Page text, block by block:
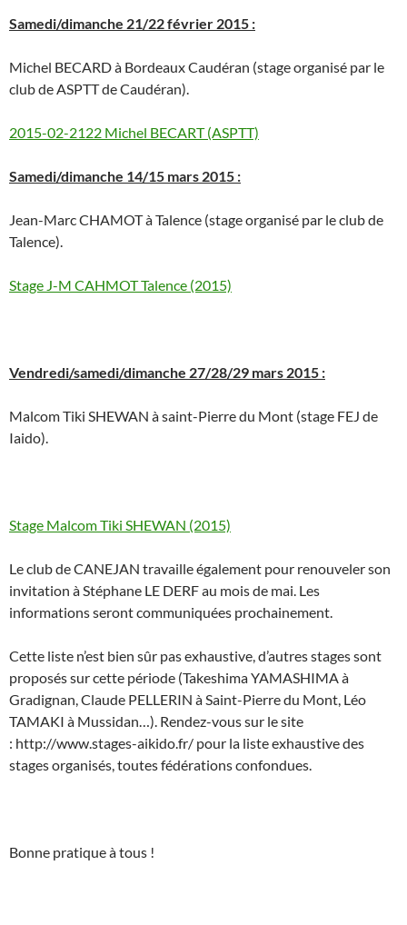
Samedi/dimanche 21/22 février 2015 :
Michel BECARD à Bordeaux Caudéran (stage organisé par le
club de ASPTT de Caudéran).
2015-02-2122 Michel BECART (ASPTT)
Samedi/dimanche 14/15 mars 2015 :
Jean-Marc CHAMOT à Talence (stage organisé par le club de
Talence).
Stage J-M CAHMOT Talence (2015)
Vendredi/samedi/dimanche 27/28/29 mars 2015 :
Malcom Tiki SHEWAN à saint-Pierre du Mont (stage FEJ de
Iaido).
Stage Malcom Tiki SHEWAN (2015)
Le club de CANEJAN travaille également pour renouveler son
invitation à Stéphane LE DERF au mois de mai. Les
informations seront communiquées prochainement.
Cette liste n’est bien sûr pas exhaustive, d’autres stages sont
proposés sur cette période (Takeshima YAMASHIMA à
Gradignan, Claude PELLERIN à Saint-Pierre du Mont, Léo
TAMAKI à Mussidan…). Rendez-vous sur le site
: http://www.stages-aikido.fr/ pour la liste exhaustive des
stages organisés, toutes fédérations confondues.
Bonne pratique à tous !